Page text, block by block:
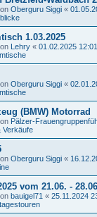
Oberguru Siggi «
1.03.2025
Lehry « 01.02.2025 12:01
Oberguru Siggi «
(BMW) Motorrad
Pälzer-
Verkäufe
Oberguru Siggi «
vom 21.06. -
bauigel71 « 25.11.2024